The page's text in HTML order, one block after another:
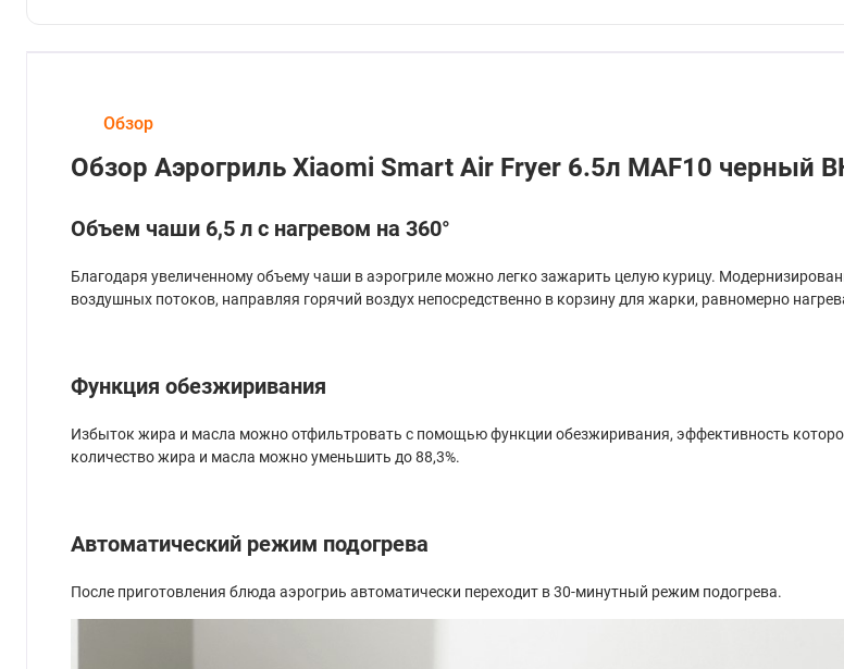
Обзор
Обзор Аэрогриль Xiaomi Smart Air Fryer 6.5л MAF10 черный
Объем чаши 6,5 л с нагревом на 360°
Благодаря увеличенному объему чаши в аэрогриле можно легко зажарить целую курицу.
воздушных потоков, направляя горячий воздух непосредственно в корзину для жарки, равномерно
Функция обезжиривания
Избыток жира и масла можно отфильтровать с помощью функции обезжиривания, эффективность
количество жира и масла можно уменьшить до 88,3%.
Автоматический режим подогрева
После приготовления блюда аэрогриь автоматически переходит в 30-минутный режим подогрева.